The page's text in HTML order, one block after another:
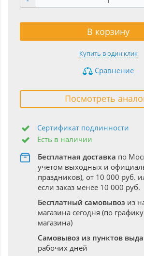
В корзину
Купить в один клик
Сравнение
Посмотреть
Сертификат подлинности
Есть в наличии
Бесплатная доставка по
учетом выходных и
праздников), от 10 000 руб.
если заказ менее 10 000 руб.
Бесплатный самовывоз из
магазина сегодня (по
магазина)
Самовывоз из пунктов
рабочих дней